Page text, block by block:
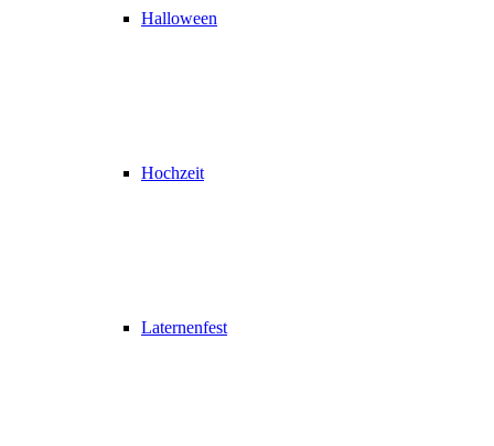
Halloween
Hochzeit
Laternenfest